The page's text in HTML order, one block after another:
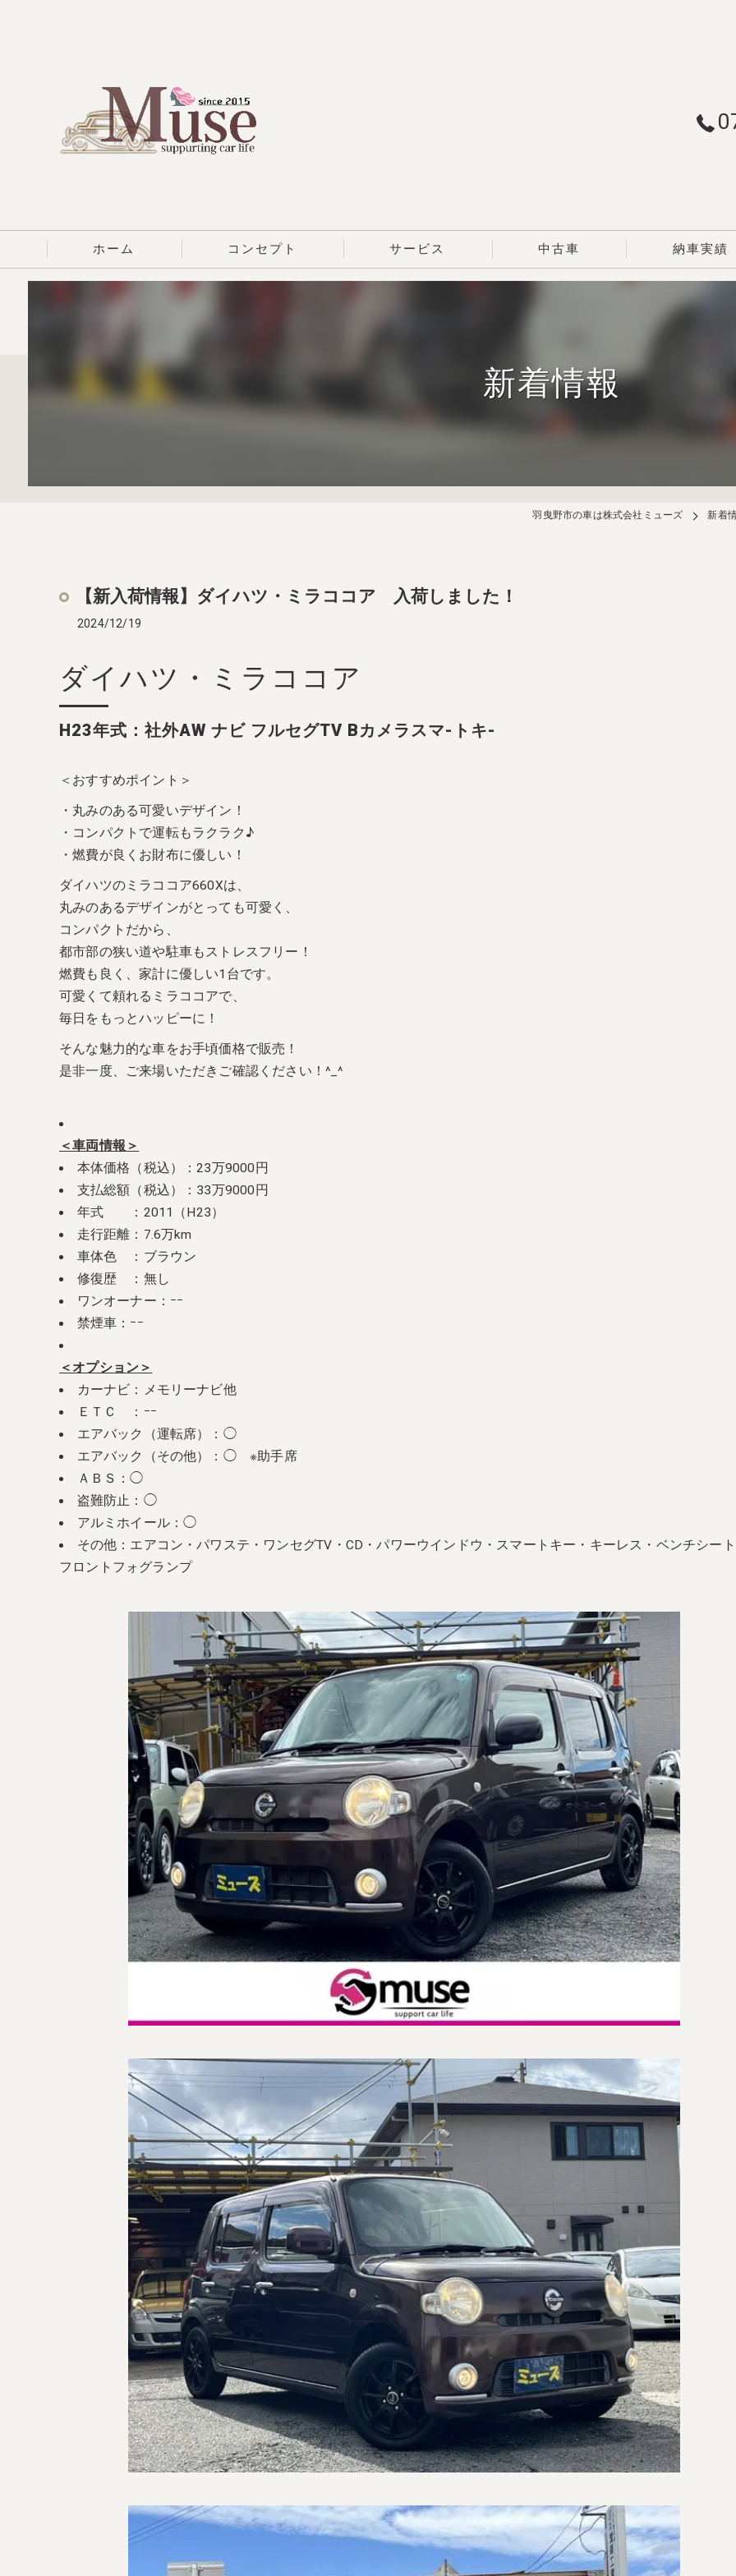
ホーム コンセプト サービス 中古車 納車実績
新着情報
羽曳野市の車は株式会社ミューズ 新着
【新入荷情報】ダイハツ・ミラココア 入荷しました！
2024/12/19
H23年式：社外AW ナビ フルセグTV Bカメラスマ-トキ-
ダイハツ・ミラココア
＜おすすめポイント＞
・丸みのある可愛いデザイン！
・コンパクトで運転もラクラク♪
・燃費が良くお財布に優しい！
ダイハツのミラココア660Xは、
丸みのあるデザインがとっても可愛く、
コンパクトだから、
都市部の狭い道や駐車もストレスフリー！
燃費も良く、家計に優しい1台です。
可愛くて頼れるミラココアで、
毎日をもっとハッピーに！
そんな魅力的な車をお手頃価格で販売！
是非一度、ご来場いただきご確認ください！^_^
＜車両情報＞
本体価格（税込）：23万9000円
支払総額（税込）：33万9000円
年式 ：2011（H23）
走行距離：7.6万km
車体色 ：ブラウン
修復歴 ：無し
ワンオーナー：ｰｰ
禁煙車：ｰｰ
＜オプション＞
カーナビ：メモリーナビ他
ＥＴＣ ：ｰｰ
エアバック（運転席）：◯
エアバック（その他）：◯ ※助手席
ＡＢＳ：◯
盗難防止：◯
アルミホイール：◯
その他：エアコン・パワステ・ワンセグTV・CD・パワーウインドウ・スマートキー・キーレス・ベンチシー
フロントフォグランプ